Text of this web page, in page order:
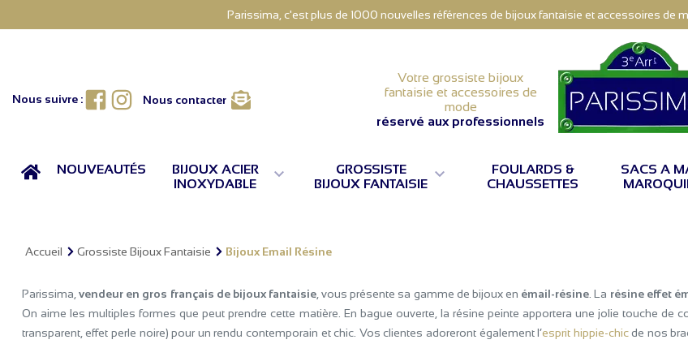
Parissima, c'est plus de 1000 nouvelles références de bijoux fantaisie et accessoires de
Nous suivre : Facebook
Instagram
Nous contacter
Votre grossiste bijoux
fantaisie et accessoires de
mode
réservé aux professionnels
ACCUEILNOUVEAUTÉS
BIJOUX ACIER
INOXYDABLE

GROSSISTE
BIJOUX FANTAISIE 
FOULARDS &
CHAUSSETTES
SACS A
Accueil Grossiste Bijoux Fantaisie Bijoux Email Résine
Parissima,vendeur en gros français de bijoux fantaisie , vous présente sa gamme de bijoux en émail-résine . La résine effet
On aime les multiples formes que peut prendre cette matière. En bague ouverte, la résine peinte apportera une jolie touche de
transparent, effet perle noire) pour un rendu contemporain et chic. Vos clientes adoreront également l’esprit hippie-chicde nos